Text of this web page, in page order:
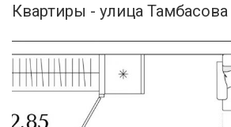
Квартиры - улица Тамбасова